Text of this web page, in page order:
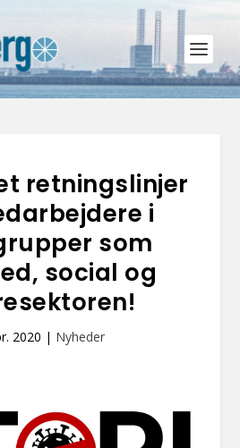
retningslinjer
i
som
social og
2020 | Nyheder